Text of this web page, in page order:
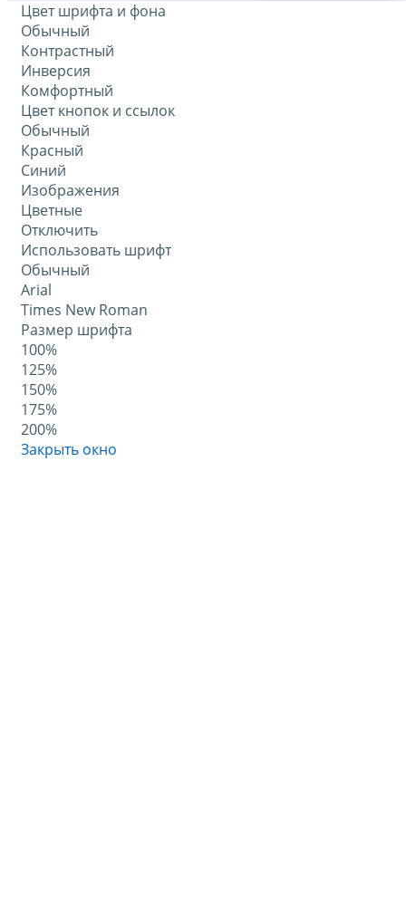
Цвет шрифта и фона
Обычный
Контрастный
Инверсия
Комфортный
Цвет кнопок и ссылок
Обычный
Красный
Синий
Изображения
Цветные
Отключить
Использовать шрифт
Обычный
Arial
Times New Roman
Размер шрифта
100%
125%
150%
175%
200%
Закрыть окно